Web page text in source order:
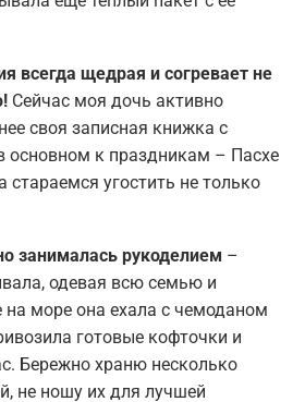
всегда щедрая и согревает не
Сейчас моя дочь активно
своя записная книжка с
основном к праздникам – Пасхе
стараемся угостить не только
занималась рукоделием –
одевая всю семью и
море она ехала с чемоданом
готовые кофточки и
Бережно храню несколько
не ношу их для лучшей